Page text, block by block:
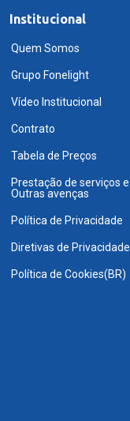
Institucional
Quem Somos
Grupo Fonelight
Vídeo Institucional
Contrato
Tabela de Preços
Prestação de serviços e
Outras avenças
Política de Privacidade
Diretivas de Privacidade
Política de Cookies(BR)